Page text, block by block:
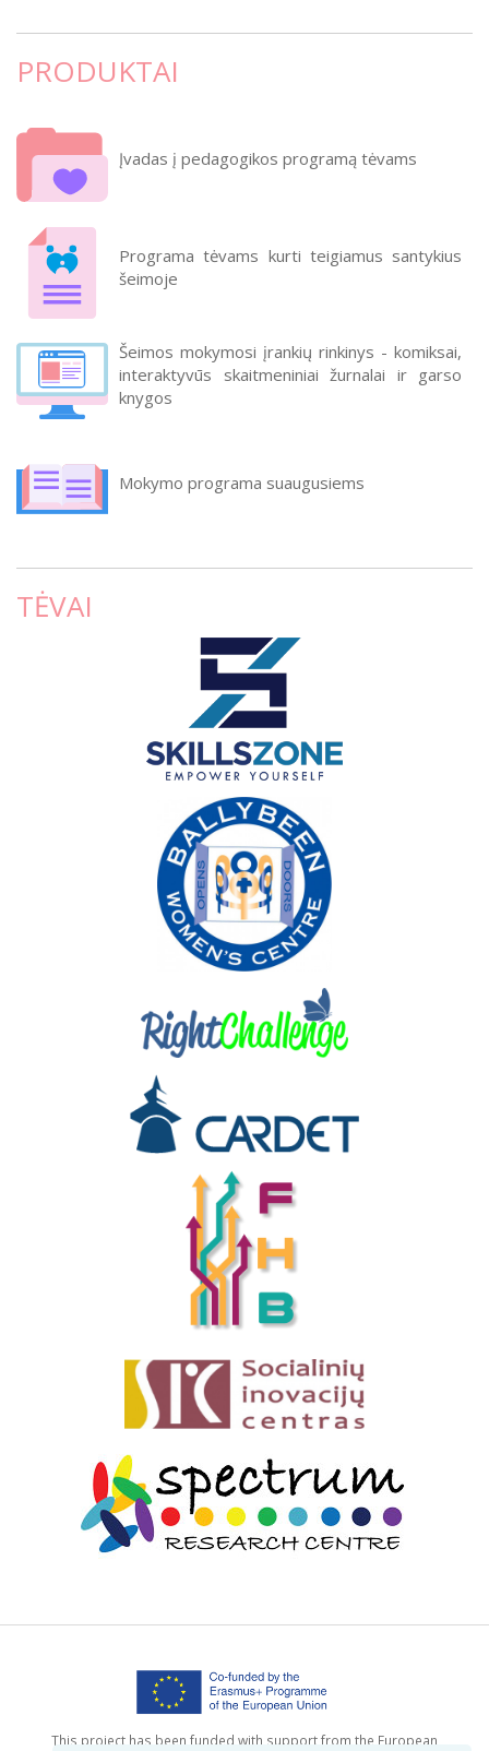
PRODUKTAI
Įvadas į pedagogikos programą tėvams
Programa tėvams kurti teigiamus santykius
šeimoje
Šeimos mokymosi įrankių rinkinys - komiksai,
interaktyvūs skaitmeniniai žurnalai ir garso
knygos
Mokymo programa suaugusiems
TĖVAI
This project has been funded with support from the European